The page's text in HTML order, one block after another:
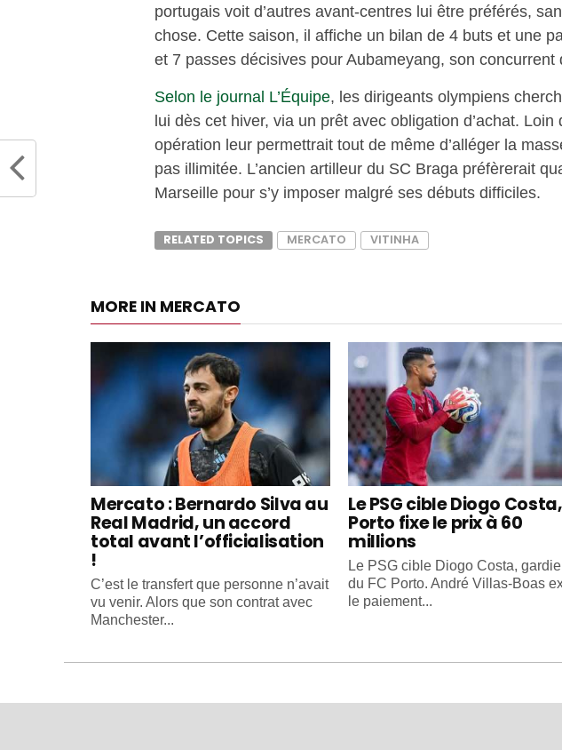
portugais voit d’autres avant-centres lui être préférés,
chose. Cette saison, il affiche un bilan de 4 buts et une
et 7 passes décisives pour Aubameyang, son concurrent
Selon le journal L’Équipe, les dirigeants olympiens
lui dès cet hiver, via un prêt avec obligation d’achat. Loin
opération leur permettrait tout de même d’alléger la
pas illimitée. L’ancien artilleur du SC Braga préfèrerait
Marseille pour s’y imposer malgré ses débuts difficiles.
RELATED TOPICS MERCATO VITINHA
MORE IN MERCATO
Mercato : Bernardo Silva au
Real Madrid, un accord
total avant l’officialisation
!
C’est le transfert que personne n’avait
vu venir. Alors que son contrat avec
Manchester...
Le PSG cible Diogo Costa,
Porto fixe le prix à 60
millions
Le PSG cible Diogo Costa,
du FC Porto. André Villas-Boas
le paiement...